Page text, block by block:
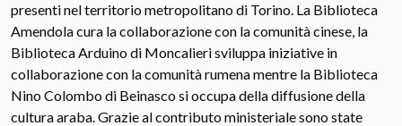
presenti nel territorio metropolitano di Torino. La Biblioteca
Amendola cura la collaborazione con la comunità cinese, la
Biblioteca Arduino di Moncalieri sviluppa iniziative in
collaborazione con la comunità rumena mentre la Biblioteca
Nino Colombo di Beinasco si occupa della diffusione della
cultura araba. Grazie al contributo ministeriale sono state